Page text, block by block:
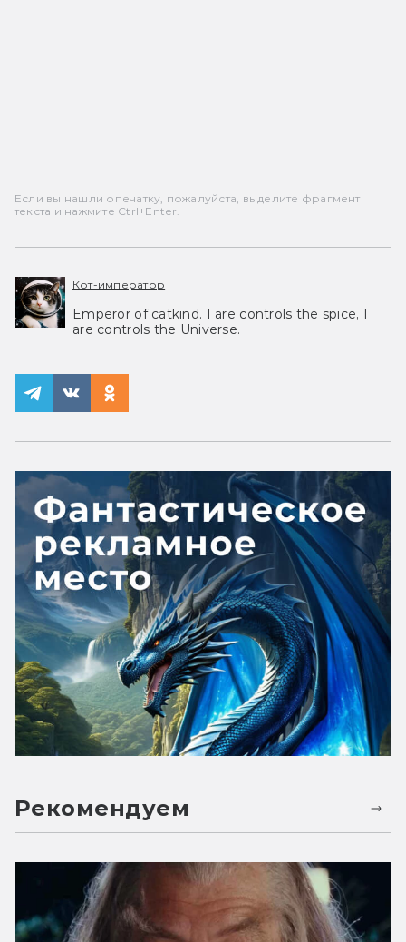
Если вы нашли опечатку, пожалуйста, выделите фрагмент
текста и нажмите Ctrl+Enter.
Кот-император
Emperor of catkind. I are controls the spice, I
are controls the Universe.
Рекомендуем